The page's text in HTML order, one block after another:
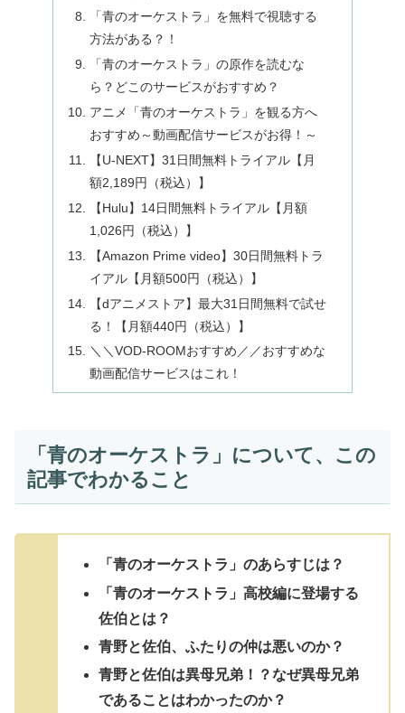
「青のオーケストラ」を無料で視聴する
方法がある？！
「青のオーケストラ」の原作を読むな
ら？どこのサービスがおすすめ？
アニメ「青のオーケストラ」を観る方へ
おすすめ～動画配信サービスがお得！～
【U-NEXT】31日間無料トライアル【月
額2,189円（税込）】
【Hulu】14日間無料トライアル【月額
1,026円（税込）】
【Amazon Prime video】30日間無料トラ
イアル【月額500円（税込）】
【dアニメストア】最大31日間無料で試せ
る！【月額440円（税込）】
＼＼VOD‐ROOMおすすめ／／おすすめな
動画配信サービスはこれ！
「青のオーケストラ」について、この
記事でわかること
「青のオーケストラ」のあらすじは？
「青のオーケストラ」高校編に登場する
佐伯とは？
青野と佐伯、ふたりの仲は悪いのか？
青野と佐伯は異母兄弟！？なぜ異母兄弟
であることはわかったのか？